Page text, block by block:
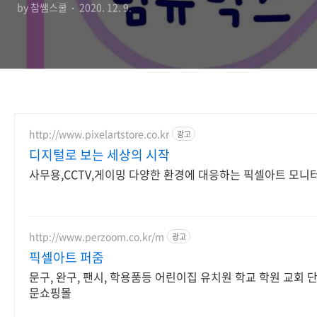
by 참쌤스쿨 2020. 12. 9.
http://www.pixelartstore.co.kr 광고
디지털로 보는 세상의 시작
사무용,CCTV,게이밍 다양한 환경에 대응하는 픽셀아트 모니
http://www.perzoom.co.kr/m 광고
픽셀아트 퍼줌
문구, 완구, 팬시, 학용품등 어린이집 유치원 학교 학원 교회
문쇼핑몰